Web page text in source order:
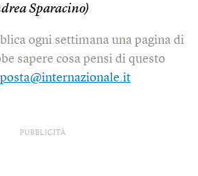
Sparacino)
ogni settimana una pagina di
sapere cosa pensi di questo
posta@internazionale.it
PUBBLICITÀ